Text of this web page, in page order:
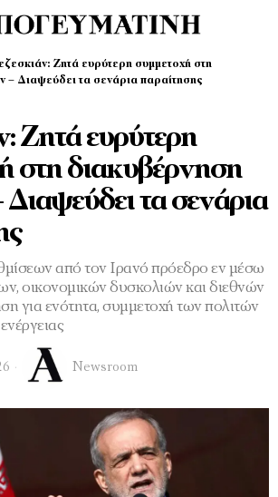
Ζητά ευρύτερη συμμετοχή στη
– Διαψεύδει τα σενάρια παραίτησης
Ζητά ευρύτερη
στη διακυβέρνηση
Διαψεύδει τα σενάρια
από τον Ιρανό πρόεδρο εν μέσω
οικονομικών δυσκολιών και διεθνών
για ενότητα, συμμετοχή των πολιτών
Newsroom